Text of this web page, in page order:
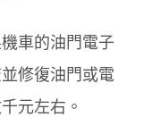
機車的油門電子
修復油門或電
元左右。